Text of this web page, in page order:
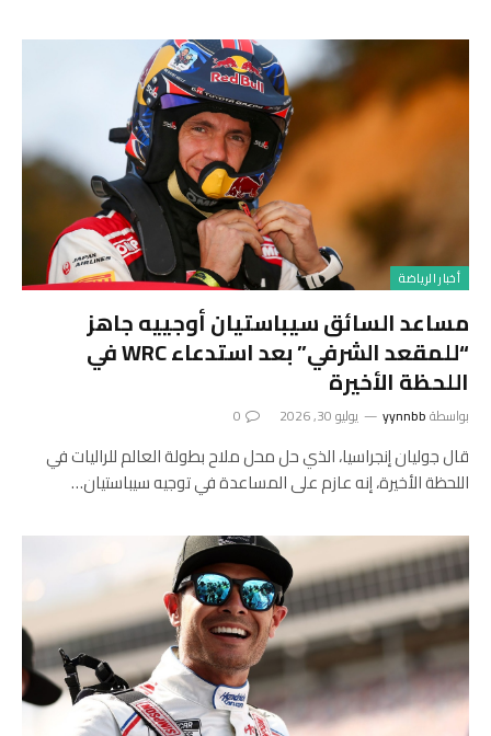
أخبار الرياضة
مساعد السائق سيباستيان أوجييه جاهز
“للمقعد الشرفي” بعد استدعاء WRC في
اللحظة الأخيرة
بواسطةyynnbb يوليو 30, 2026 0
قال جوليان إنجراسيا، الذي حل محل ملاح بطولة العالم للراليات في
اللحظة الأخيرة، إنه عازم على المساعدة في توجيه سيباستيان…